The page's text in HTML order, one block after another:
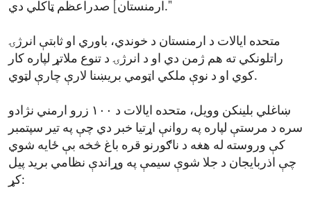
ارمنستان] صدراعظم ټاکلي دي."
متحده ایالات د ارمنستان د خوندي، باوري او ثابتې انرژۍ
راتلونکي ته هم ژمن دي او د انرژۍ د تنوع ملاتړ لپاره کار
کوي او د نوې ملکي اټومي بریښنا لارې چارې لټوي.
ښاغلي بلینکن وویل، متحده ایالات د ۱۰۰ زرو ارمني نژادو
سره د مرستې لپاره په روانې اړتیا خبر دي چې په تیر سپتمبر
کې وروسته له هغه د ناګورنو قره باغ څخه بې ځایه شوي
چې اذربایجان د جلا شوې سیمې په وړاندې نظامي برید پیل
کړ: